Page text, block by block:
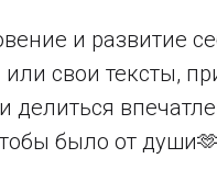
и развитие
свои тексты,
делиться
было от души🫶